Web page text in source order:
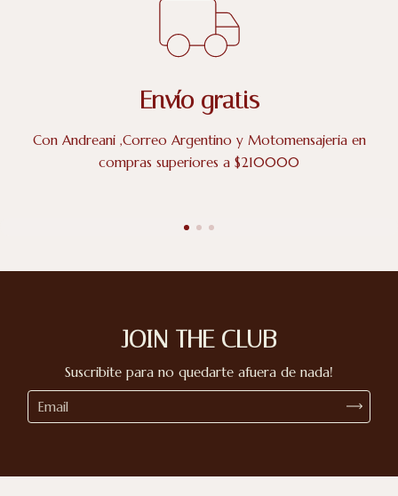
Envío gratis
Con Andreani ,Correo Argentino y Motomensajeria en
compras superiores a $210000
JOIN THE CLUB
Suscribite para no quedarte afuera de nada!